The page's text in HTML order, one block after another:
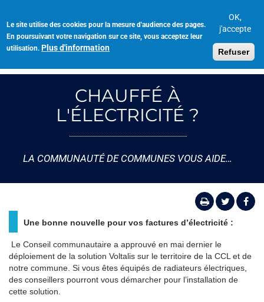
Le site utilise des cookies pour la mesure d'audience des pages.
En poursuivant votre navigation sur ce site, vous acceptez leur
utilisation. Plus d'information
OK,
j'accepte
Refuser
contenu
principal
CHAUFFÉ À
L'ÉLECTRICITÉ ?
LA COMMUNAUTÉ DE COMMUNES VOUS AIDE…
Une bonne nouvelle pour vos factures d’électricité :
Le Conseil communautaire a approuvé en mai dernier le
déploiement de la solution Voltalis sur le territoire de la CCL et de
notre commune. Si vous êtes équipés de radiateurs électriques,
des conseillers pourront vous démarcher pour l’installation de
cette solution.